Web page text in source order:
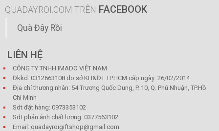
QUADAYROI.COM TRÊN FACEBOOK
Quà Đây Rồi
LIÊN HỆ
CÔNG TY TNHH IMADO VIỆT NAM
Đkkd: 0312663108 do sở KH&ĐT TP.HCM cấp ngày: 26/02/2014
Địa chỉ thương nhân: 54 Trương Quốc Dung, P. 10, Q. Phú Nhuận, TP.Hồ
Chí Minh
Sdt đặt hàng: 0973353102
Sdt phản ánh chất lượng: 0377563102
Email: quadayroigiftshop@gmail.com